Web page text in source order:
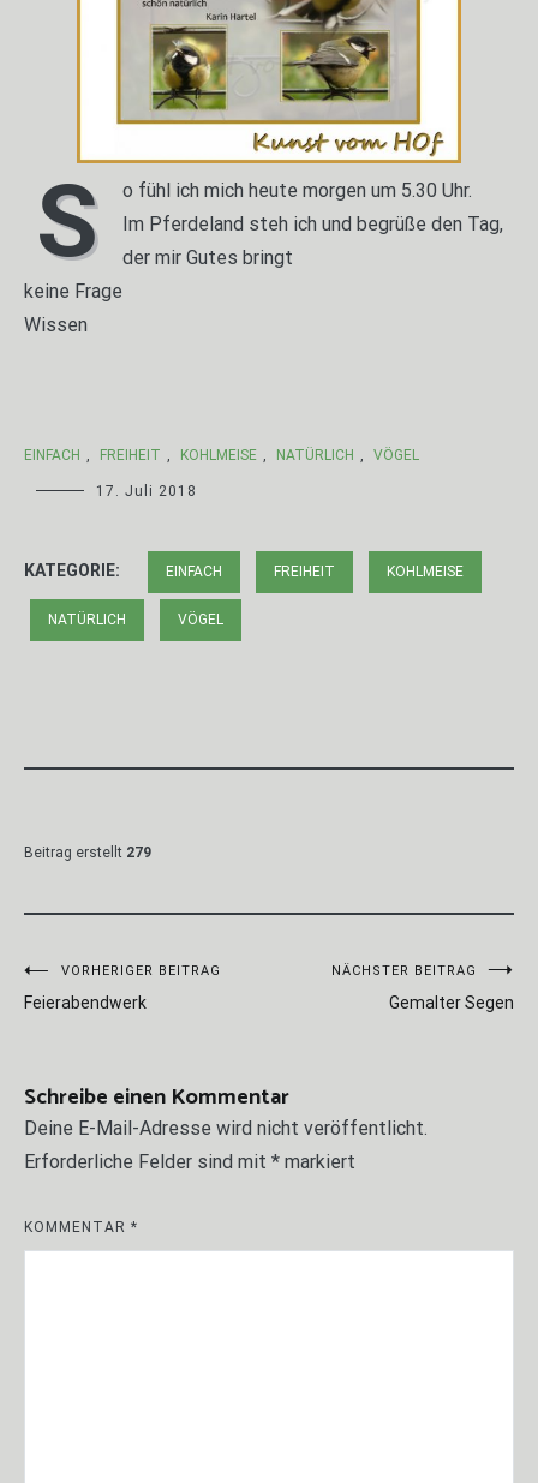
S
o fühl ich mich heute morgen um 5.30 Uhr.
Im Pferdeland steh ich und begrüße den Tag,
der mir Gutes bringt
keine Frage
Wissen
EINFACH , FREIHEIT , KOHLMEISE , NATÜRLICH , VÖGEL
17. Juli 2018
KATEGORIE: EINFACH FREIHEIT KOHLMEISE
NATÜRLICH VÖGEL
Beitrag erstellt 279
Beitragsnavigation
VORHERIGER BEITRAG
Feierabendwerk
NÄCHSTER BEITRAG
Gemalter Segen
Schreibe einen Kommentar
Deine E-Mail-Adresse wird nicht veröffentlicht.
Erforderliche Felder sind mit * markiert
KOMMENTAR *